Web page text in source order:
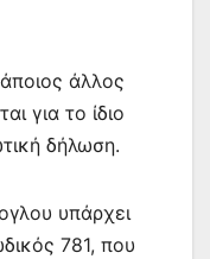
άλλος
για το ίδιο
δήλωση.
υπάρχει
781, που